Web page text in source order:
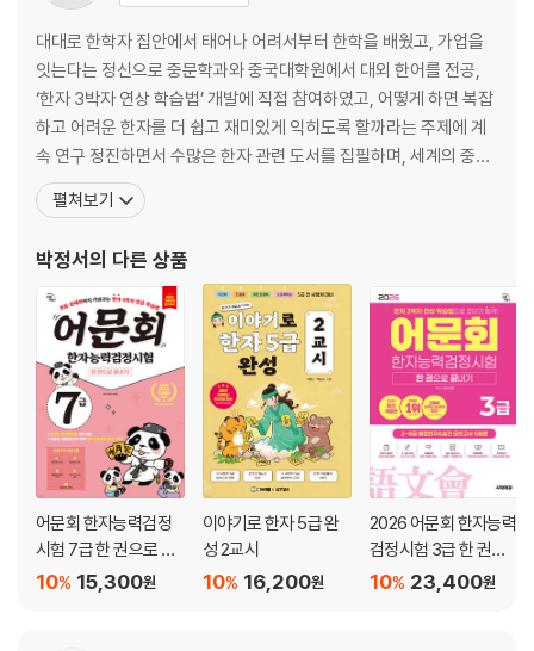
대대로 한학자 집안에서 태어나 어려서부터 한학을 배웠고, 가업을
잇는다는 정신으로 중문학과와 중국대학원에서 대외 한어를 전공,
‘한자 3박자 연상 학습법’ 개발에 직접 참여하였고, 어떻게 하면 복잡
하고 어려운 한자를 더 쉽고 재미있게 익히도록 할까라는 주제에 계
속 연구 정진하면서 수많은 한자 관련 도서를 집필하며, 세계의 중심
이 된 한자 문화권의 자유로운 교류를 위하여 한중일 상용한자 통일
에 앞장서고 있습니다. 저서로는 『어문회 한자능력검정시험 2, 3, 4,
으로 끝내기』 등 수십 종의 한자 관련
펼쳐보기
박정서의 다른 상품
어문회 한자능력검정
시험 7급 한 권으로 끝
내기 15,300원
10%
이야기로 한자 5급 완
성 2교시
16,200원
10%
2026 어문회 한자능력
검정시험 3급 한 권으
로 끝내기23,400원
10%